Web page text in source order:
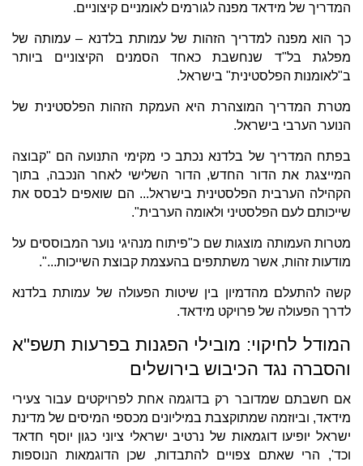
המדריך של מידאד מפנה לגורמים לאומניים קיצוניים.
כך הוא מפנה למדריך הזהות של עמותת בלדנא – עמותה של
מפלגת בל"ד שנחשבת כאחד הסמנים הקיצוניים ביותר
ב"לאומנות הפלסטינית" בישראל.
מטרת המדריך המוצהרת היא העמקת הזהות הפלסטינית של
הנוער הערבי בישראל.
בפתח המדריך של בלדנא נכתב כי מקימי התנועה הם "קבוצה
המייצגת את הדור החדש, הדור השלישי לאחר הנכבה, בתוך
הקהילה הערבית הפלסטינית בישראל... הם שואפים לבסס את
שייכותם לעם הפלסטיני ולאומה הערבית".
מטרות העמותה מוצגות שם כ"פיתוח מנהיגי נוער המבוססים על
מודעות זהות, אשר משתתפים בהעצמת קבוצת השייכות...".
קשה להתעלם מהדמיון בין שיטות הפעולה של עמותת בלדנא
לדרך הפעולה של פרויקט מידאד.
המודל לחיקוי: מובילי הפגנות בפרעות תשפ"א
והסברה נגד הכיבוש בירושלים
אם חשבתם שמדובר רק בדוגמה אחת לפרויקטים עבור צעירי
מידאד, וביוזמה שמתוקצבת במיליונים מכספי המיסים של מדינת
ישראל יופיעו דוגמאות של נרטיב ישראלי ציוני כגון יוסף חדאד
וכד', הרי שאתם צפויים להתבדות, שכן הדוגמאות הנוספות